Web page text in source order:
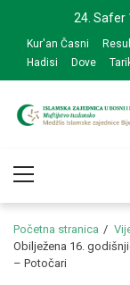
navigation
content
24. Safer
Kur'an Časni
Hadisi
Dove
Menu
Početna stranica
Obilježena 16.
– Potočari